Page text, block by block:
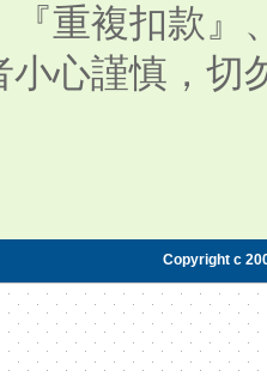
『重複扣款
小心謹慎，切
Copyright c